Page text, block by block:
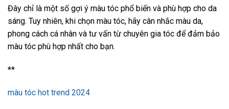
Đây chỉ là một số gợi ý màu tóc phổ biến và phù hợp cho da
sáng. Tuy nhiên, khi chọn màu tóc, hãy cân nhắc màu da,
phong cách cá nhân và tư vấn từ chuyên gia tóc để đảm bảo
màu tóc phù hợp nhất cho bạn.
**
màu tóc hot trend 2024